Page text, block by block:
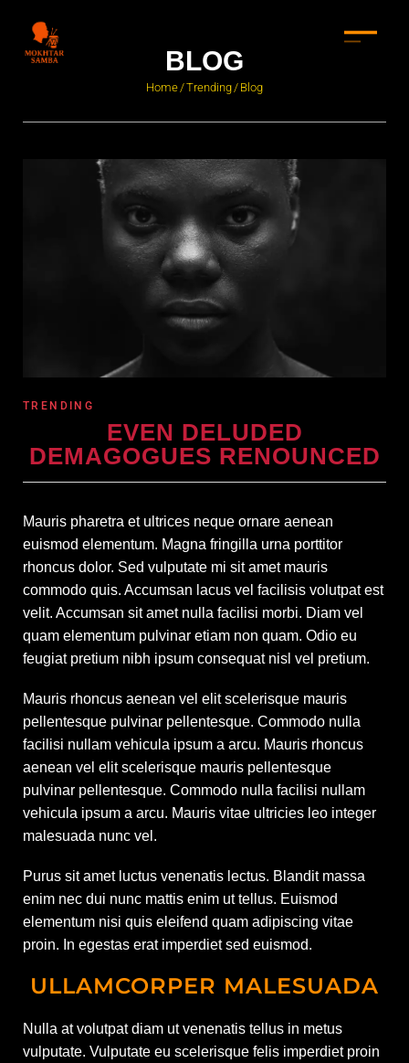
BLOG
Home/Trending/ Blog
TRENDING
EVEN DELUDED
DEMAGOGUES RENOUNCED
Mauris pharetra et ultrices neque ornare aenean
euismod elementum. Magna fringilla urna porttitor
rhoncus dolor. Sed vulputate mi sit amet mauris
commodo quis. Accumsan lacus vel facilisis volutpat est
velit. Accumsan sit amet nulla facilisi morbi. Diam vel
quam elementum pulvinar etiam non quam. Odio eu
feugiat pretium nibh ipsum consequat nisl vel pretium.
Mauris rhoncus aenean vel elit scelerisque mauris
pellentesque pulvinar pellentesque. Commodo nulla
facilisi nullam vehicula ipsum a arcu. Mauris rhoncus
aenean vel elit scelerisque mauris pellentesque
pulvinar pellentesque. Commodo nulla facilisi nullam
vehicula ipsum a arcu. Mauris vitae ultricies leo integer
malesuada nunc vel.
Purus sit amet luctus venenatis lectus. Blandit massa
enim nec dui nunc mattis enim ut tellus. Euismod
elementum nisi quis eleifend quam adipiscing vitae
proin. In egestas erat imperdiet sed euismod.
ULLAMCORPER MALESUADA
Nulla at volutpat diam ut venenatis tellus in metus
vulputate. Vulputate eu scelerisque felis imperdiet proin